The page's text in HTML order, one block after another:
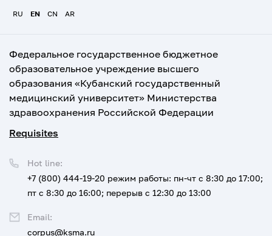
RU EN CN AR
Федеральное государственное бюджетное
образовательное учреждение высшего
образования «Кубанский государственный
медицинский университет» Министерства
здравоохранения Российской Федерации
Requisites
Hot line:
+7 (800) 444-19-20 режим работы: пн-чт с 8:30 до 17:00;
пт с 8:30 до 16:00; перерыв с 12:30 до 13:00
Email:
corpus@ksma.ru